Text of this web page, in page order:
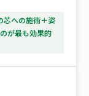
芯への施術＋姿
が最も効果的